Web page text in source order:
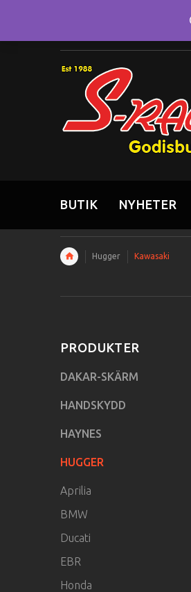
BUTIK NYHETER
Hugger Kawasaki
PRODUKTER
DAKAR-SKÄRM
HANDSKYDD
HAYNES
HUGGER
Aprilia
BMW
Ducati
EBR
Honda